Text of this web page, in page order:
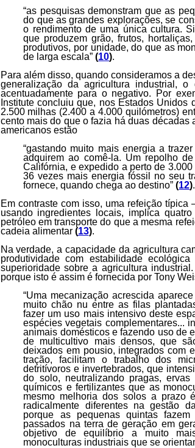
“as pesquisas demonstram que as
do que as grandes explorações, se
o rendimento de uma única cultura.
que produzem grão, frutos,
produtivos, por unidade, do que as
de larga escala”(10).
Para além disso, quando consideramos a
generalização da agricultura industrial,
acentuadamente para o negativo. Por
Institute concluiu que, nos Estados
2.500 milhas (2.400 a 4.000 quilómetros)
cento mais do que o fazia há duas décadas
americanos estão
“gastando muito mais energia a
adquirem ao comê-la. Um repolho
Califórnia, e expedido a perto de
36 vezes mais energia fóssil no seu
fornece, quando chega ao destino”(12).
Em contraste com isso, uma refeição
usando ingredientes locais, implica
petróleo em transporte do que a mesma
cadeia alimentar (13).
Na verdade, a capacidade da agricultura
produtividade com estabilidade
superioridade sobre a agricultura
porque isto é assim é fornecida por Tony
“Uma mecanização acrescida
muito chão nu entre as filas
fazer um uso mais intensivo deste
espécies vegetais complementares...
animais domésticos e fazendo uso de
de multicultivo mais densos, que
deixados em pousio, integrados com
tração, facilitam o trabalho dos
detritívoros e invertebrados, que
do solo, neutralizando pragas,
químicos e fertilizantes que as
mesmo melhoria dos solos a prazo
radicalmente diferentes na gestão
porque as pequenas quintas
passados na terra de geração em
objetivo de equilíbrio a muito
monoculturas industriais que se